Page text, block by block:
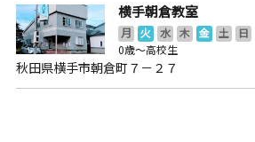
横手朝倉教室
月 火 水 木 金 土
日
0歳～高校生
秋田県横手市朝倉町７－２７